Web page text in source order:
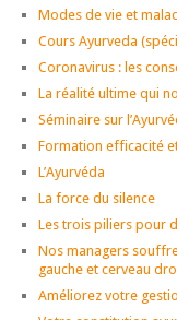
Modes de vie et
Cours Ayurveda
Coronavirus : les
La réalité ultime qui
Séminaire sur
Formation efficacité
L’Ayurvéda
La force du silence
Les trois piliers pour
Nos managers
gauche et cerveau
Améliorez votre